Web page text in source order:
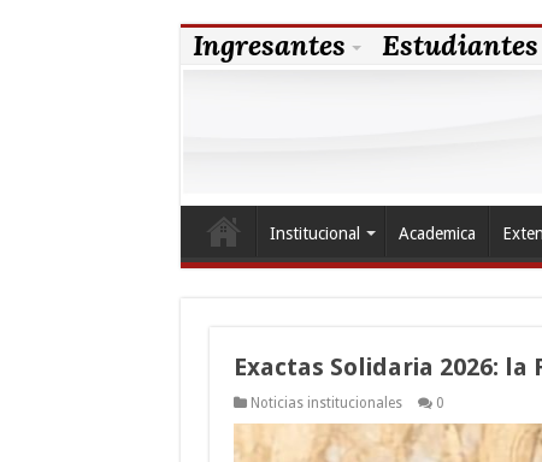
Ingresantes Estudiantes
Institucional Academica
Exactas Solidaria 2026:
Noticias institucionales 0